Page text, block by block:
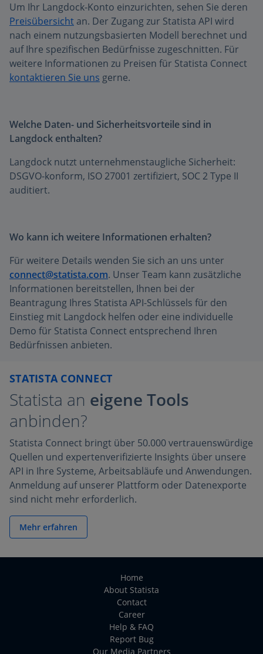
Um Ihr Langdock-Konto einzurichten, sehen Sie deren
Preisübersicht an. Der Zugang zur Statista API wird
nach einem nutzungsbasierten Modell berechnet und
auf Ihre spezifischen Bedürfnisse zugeschnitten. Für
weitere Informationen zu Preisen für Statista Connect
kontaktieren Sie uns gerne.
Welche Daten- und Sicherheitsvorteile sind in
Langdock enthalten?
Langdock nutzt unternehmenstaugliche Sicherheit:
DSGVO-konform, ISO 27001 zertifiziert, SOC 2 Type II
auditiert.
Wo kann ich weitere Informationen erhalten?
Für weitere Details wenden Sie sich an uns unter
connect@statista.com. Unser Team kann zusätzliche
Informationen bereitstellen, Ihnen bei der
Beantragung Ihres Statista API-Schlüssels für den
Einstieg mit Langdock helfen oder eine individuelle
Demo für Statista Connect entsprechend Ihren
Bedürfnissen anbieten.
STATISTA CONNECT
Statista an eigene Tools
anbinden?
Statista Connect bringt über 50.000 vertrauenswürdige
Quellen und expertenverifizierte Insights über unsere
API in Ihre Systeme, Arbeitsabläufe und Anwendungen.
Anmeldung auf unserer Plattform oder Datenexporte
sind nicht mehr erforderlich.
Mehr erfahren
Home
About Statista
Contact
Career
Help & FAQ
Report Bug
Our Media Partners